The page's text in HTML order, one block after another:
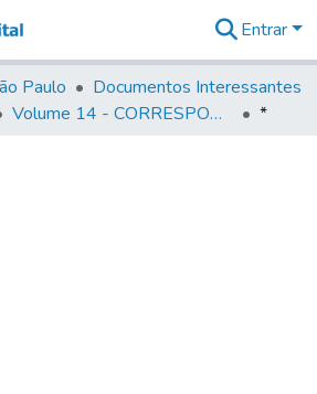
&
Coleções
Tudo na
Entrar
Paulo
Documentos Interessantes
Volume 14 - CORRESPONDENCIAS DIVERSAS *